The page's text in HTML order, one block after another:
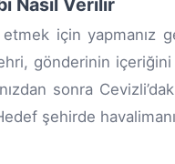
Nasıl Verilir
için yapmanız
gönderinin
sonra
şehirde